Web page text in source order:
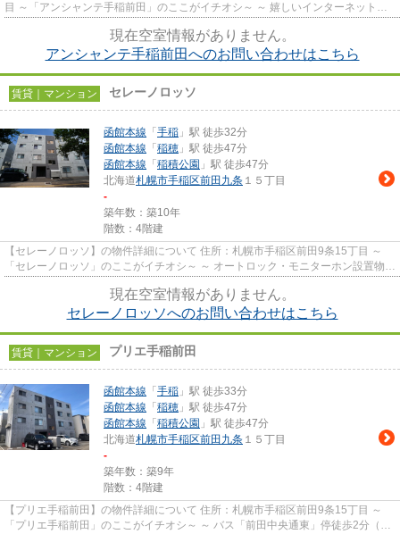
目 ～「アンシャンテ手稲前田」のここがイチオシ～ ～ 嬉しいインターネット＆
現在空室情報がありません。
アンシャンテ手稲前田へのお問い合わせはこちら
賃貸｜マンション セレーノロッソ
函館本線 「 手稲 」駅 徒歩32分
函館本線 「 稲穂 」駅 徒歩47分
函館本線 「 稲積公園 」駅 徒歩47分
北海道札幌市手稲区前田九条 １５丁目
-
築年数：築10年
階数：4階建
【セレーノロッソ】の物件詳細について 住所：札幌市手稲区前田9条15丁目 ～
「セレーノロッソ」のここがイチオシ～ ～ オートロック・モニターホン設置物件
現在空室情報がありません。
セレーノロッソへのお問い合わせはこちら
賃貸｜マンション プリエ手稲前田
函館本線 「 手稲 」駅 徒歩33分
函館本線 「 稲穂 」駅 徒歩47分
函館本線 「 稲積公園 」駅 徒歩47分
北海道札幌市手稲区前田九条 １５丁目
-
築年数：築9年
階数：4階建
【プリエ手稲前田】の物件詳細について 住所：札幌市手稲区前田9条15丁目 ～
「プリエ手稲前田」のここがイチオシ～ ～ バス「前田中央通東」停徒歩2分（約